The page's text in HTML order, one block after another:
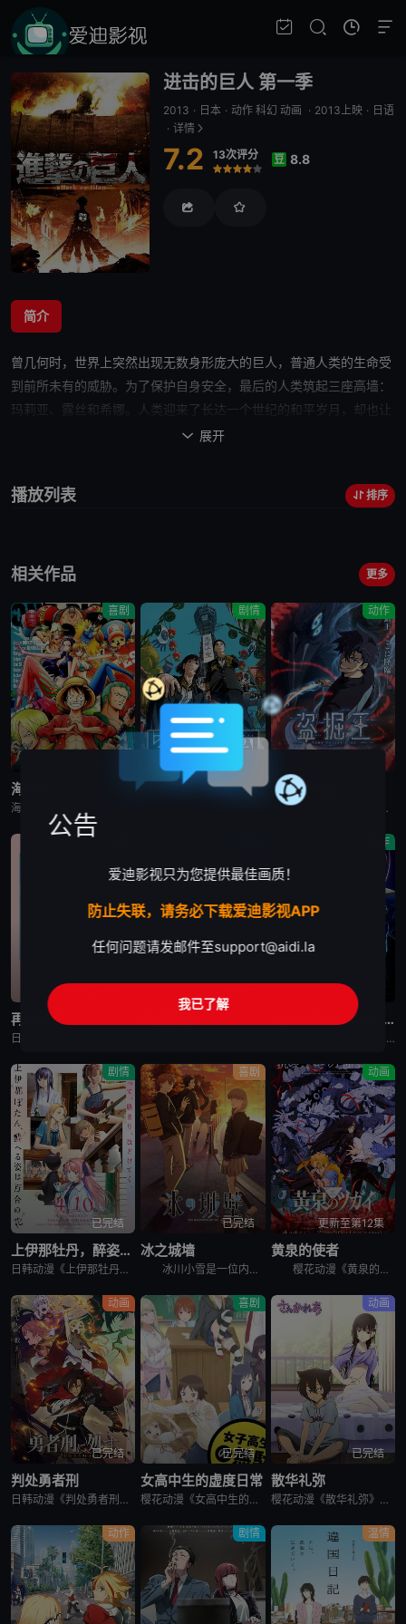
进击的巨人 第一季
2013 · 日本 · 动作 科幻 动画 · 2013上映 · 日语
· 详情
7.2 13次评分
很差
较差
还行推荐力荐
豆 8.8
简介
曾几何时，世界上突然出现无数身形庞大的巨人， 普通人类的生命受
到前所未有的威胁。为了保护自身安全，最后的人类筑起三座高墙：
玛莉亚、露丝和希娜。人类迎来了长达一个世纪的和平岁月，却也让
自己成为圈养在笼中的鸟儿，屈辱地失去自由。845年，高达60米的
艾伦·耶格尔（梶裕贵 配音）亲眼目睹
遇害，由此更坚定了他加
训练兵团，发誓成为足以消灭所有巨人的英勇战士。百年的和平结
改编。
 展开
播放列表 排序
相关作品 更多
喜剧
海贼王
剧情
日本三国
动作
我独自盗墓
日韩动漫《我独自盗墓》又名：盗墓王,盗掘王,Tomb Raider King,トウクツオウ,도굴왕，讲述了：2025年，世界各处惊现古墓，获得墓中“宝物”之人便能获得先人的异能，全世界为获得宝物而疯狂
再见菈菈
动作
已完结
北斗神拳 -Fist of the North Star-
日韩动漫《北斗神拳 -Fist of the North Star-》又名：北⽃之拳 -Fist of the North Star-,北斗の拳 -FIST OF THE NORTH STAR-，讲述
剧情
已完结
上伊那牡丹，醉姿如百合
日韩动漫《上伊那牡丹，醉姿如百合》又名：Kamiina Botan,Yoeru Sugata wa Yuri no Hana,the Drunken Appearance Is a Lily Flow
喜剧
已完结
冰之城墙
冰川小雪是一位内向的学生，她总是向外筑起一道高高的心墙，只跟儿时好友安昙美姫互动。有一天，名叫雨宫凑的男孩，没来由地开始试图打进小雪的心房，扰乱了她平静的生活。 孤僻的小雪、受欢迎的美姫、没有边界
动画
更新至第12集
黄泉的使者
樱花动漫《黄泉的使者》讲述了，月落和亚晨是一对双胞胎兄妹，他们在一个与世隔绝的深山小村落里出生，被称为“分隔夜与昼的双子”。他们拥有获得特殊力量的资格，一场围绕他们的双使战斗也随之展开。 &nbs
动画
已完结
判处勇者刑
日韩动漫《判处勇者刑》又名：勇者刑に処す,勇者处刑 惩罚勇者9004队服刑记录,勇者刑に処す 懲罰勇者9004隊刑務記録，讲述了：勇者刑是最严重的刑罚。犯了大罪被判处勇者刑的人，将受到勇者的惩罚。所谓
喜剧
已完结
女高中生的虚度日常
樱花动漫《女高中生的虚度日常》又名：女子高中生的虚度日常,女高中生的无所事事,女高中生的浪费青春,Wasteful Days of High School Girls,女子高生の無駄づかい，讲述了：性
动画
已完结
散华礼弥
樱花动漫《散华礼弥》又名Sankarea,僵尸哪有那么萌？(台),さんかれあ,散华礼弥，讲述了：散华礼弥（内田真礼 配音）本该是一个快乐活泼的女孩，可是与亡母过分想象的外貌激发了父亲散华团一郎（石冢运
动作 剧情 温情
公告
爱迪影视只为您提供最佳画质！
防止失联，请务必下载爱迪影视APP
任何问题请发邮件至support@aidi.la
我已了解